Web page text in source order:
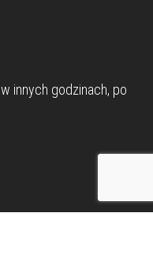
w innych godzinach, po